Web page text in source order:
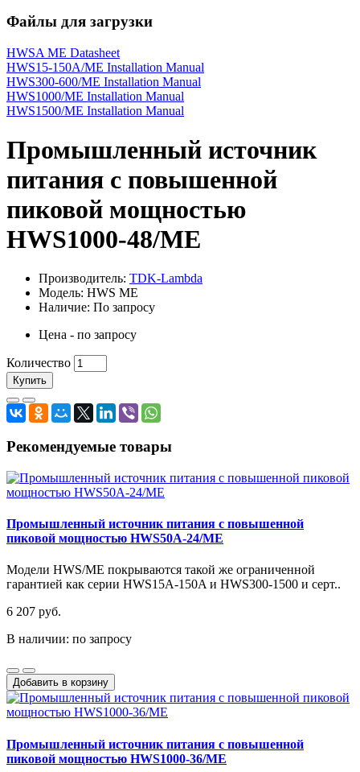
Файлы для загрузки
HWSA ME Datasheet
HWS15-150A/ME Installation Manual
HWS300-600/ME Installation Manual
HWS1000/ME Installation Manual
HWS1500/ME Installation Manual
Промышленный источник
питания с повышенной
пиковой мощностью
HWS1000-48/ME
Производитель: TDK-Lambda
Модель: HWS ME
Наличие: По запросу
Цена - по запросу
Количество
Купить
Рекомендуемые товары
Промышленный источник питания с повышенной
пиковой мощностью HWS50A-24/ME
Модели HWS/ME покрываются такой же ограниченной
гарантией как серии HWS15A-150A и HWS300-1500 и серт..
6 207 руб.
В наличии: по запросу
Добавить в корзину
Промышленный источник питания с повышенной
пиковой мощностью HWS1000-36/ME